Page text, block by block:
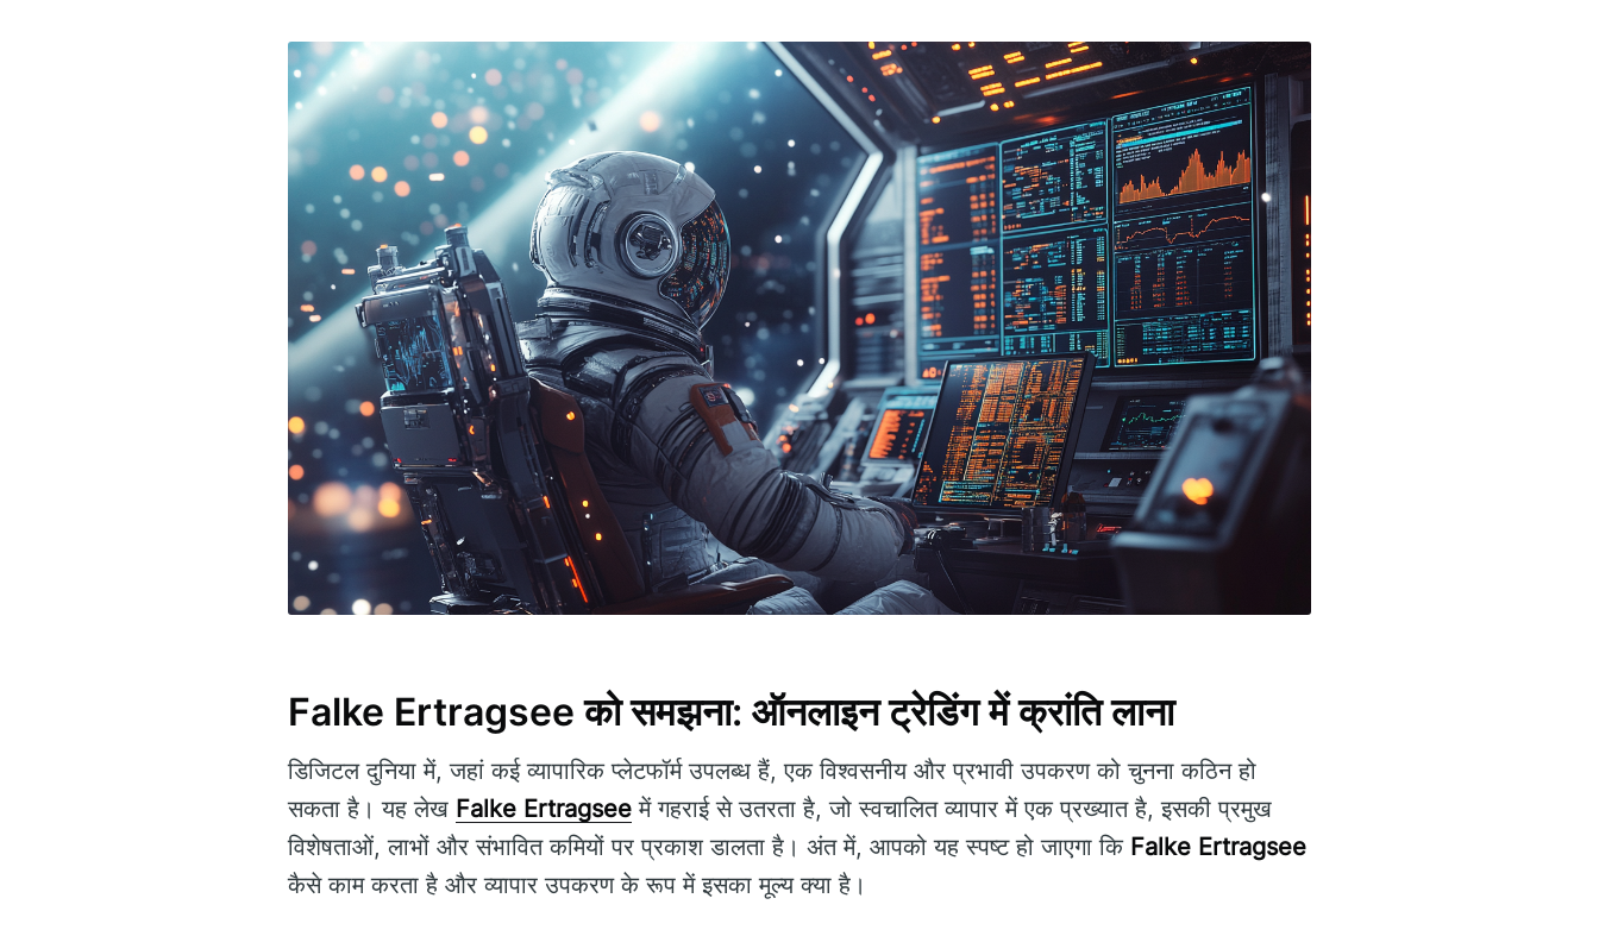
Falke Ertragsee को समझना: ऑनलाइन ट्रेडिंग में क्रांति लाना
डिजिटल दुनिया में, जहां कई व्यापारिक प्लेटफॉर्म उपलब्ध हैं, एक विश्वसनीय और प्रभावी उपकरण को चुनना कठिन हो
सकता है। यह लेख Falke Ertragsee में गहराई से उतरता है, जो स्वचालित व्यापार में एक प्रख्यात है, इसकी प्रमुख
विशेषताओं, लाभों और संभावित कमियों पर प्रकाश डालता है। अंत में, आपको यह स्पष्ट हो जाएगा कि Falke Ertragsee
कैसे काम करता है और व्यापार उपकरण के रूप में इसका मूल्य क्या है।